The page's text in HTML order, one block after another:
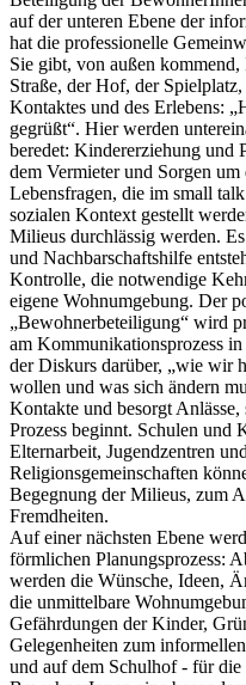
auf der unteren Ebene der
hat die professionelle
Sie gibt, von außen
Straße, der Hof, der
Kontaktes und des Erlebens:
gegrüßt“. Hier werden
beredet: Kindererziehung und
dem Vermieter und Sorgen
Lebensfragen, die im small
sozialen Kontext gestellt
Milieus durchlässig werden.
und Nachbarschaftshilfe
Kontrolle, die notwendige
eigene Wohnumgebung. Der
„Bewohnerbeteiligung“ wird
am Kommunikationsprozess
der Diskurs darüber, „wie wir
wollen und was sich ändern
Kontakte und besorgt
Prozess beginnt. Schulen und
Elternarbeit, Jugendzentren
Religionsgemeinschaften
Begegnung der Milieus, zum
Fremdheiten.
Auf einer nächsten Ebene
förmlichen Planungsprozess:
werden die Wünsche, Ideen,
die unmittelbare
Gefährdungen der Kinder,
Gelegenheiten zum
und auf dem Schulhof - für die